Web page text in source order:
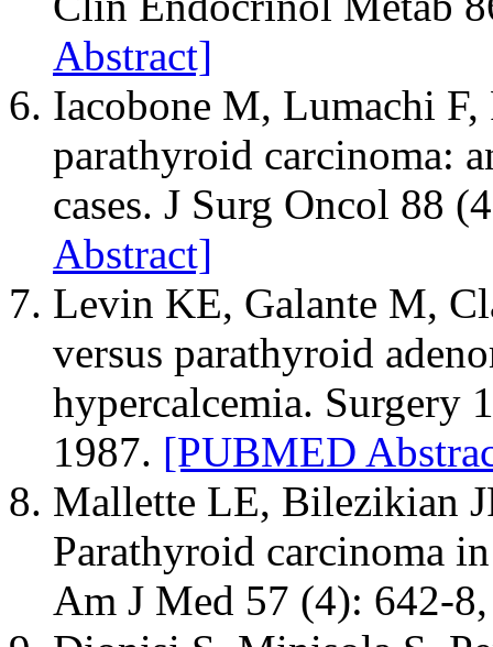
Abstract]
Iacobone M, Lumachi
parathyroid carcinoma:
cases. J Surg Oncol 88
Abstract]
Levin KE, Galante M,
versus parathyroid
hypercalcemia. Surgery
1987. [PUBMED
Mallette LE, Bilezikian
Parathyroid carcinoma
Am J Med 57 (4): 642-